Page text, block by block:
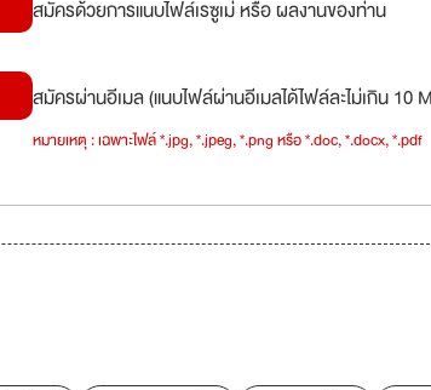
สมัครด้วยการแนบไฟล์เรซูเม่ หรือ ผลงานของท่าน
สมัครผ่านอีเมล (แนบไฟล์ผ่านอีเมลได้ไฟล์ละไม่เกิน 10
หมายเหตุ : เฉพาะไฟล์ *.jpg, *.jpeg, *.png หรือ *.doc, *.docx, *.pdf